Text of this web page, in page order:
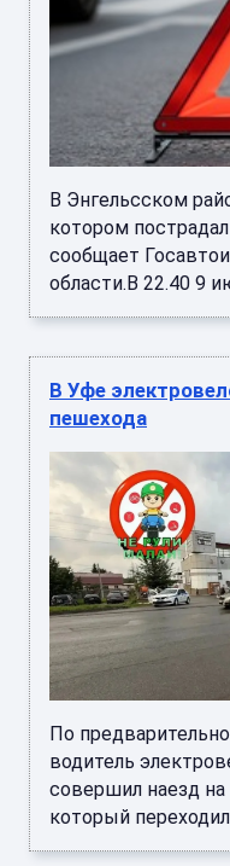
В Энгельсском
котором
сообщает
области.В 22.40 9
В Уфе
пешехода
По
водитель
совершил наезд на
который